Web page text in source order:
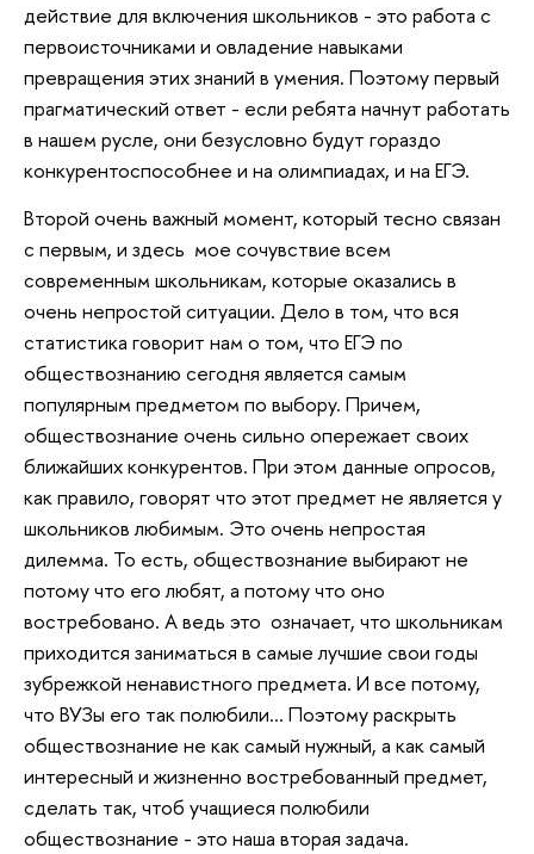
действие для включения школьников - это работа с
первоисточниками и овладение навыками
превращения этих знаний в умения. Поэтому первый
прагматический ответ - если ребята начнут работать
в нашем русле, они безусловно будут гораздо
конкурентоспособнее и на олимпиадах, и на ЕГЭ.
Второй очень важный момент, который тесно связан
с первым, и здесь мое сочувствие всем
современным школьникам, которые оказались в
очень непростой ситуации. Дело в том, что вся
статистика говорит нам о том, что ЕГЭ по
обществознанию сегодня является самым
популярным предметом по выбору. Причем,
обществознание очень сильно опережает своих
ближайших конкурентов. При этом данные опросов,
как правило, говорят что этот предмет не является у
школьников любимым. Это очень непростая
дилемма. То есть, обществознание выбирают не
потому что его любят, а потому что оно
востребовано. А ведь это означает, что школьникам
приходится заниматься в самые лучшие свои годы
зубрежкой ненавистного предмета. И все потому,
что ВУЗы его так полюбили... Поэтому раскрыть
обществознание не как самый нужный, а как самый
интересный и жизненно востребованный предмет,
сделать так, чтоб учащиеся полюбили
обществознание - это наша вторая задача.